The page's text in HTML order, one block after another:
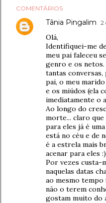
COMENTÁRIOS
Tânia Pingalim 2
Olá,
Identifiquei-me
meu pai faleceu
genro e os netos.
tantas
pai, o meu
e os miúdos (ela
imediatamente o
Ao longo do
morte... claro
para eles já é
está no céu e de
é a estrela mais
acenar para eles :)
Por vezes custa-
naquelas datas
ao mesmo
não o terem
gostam muito do